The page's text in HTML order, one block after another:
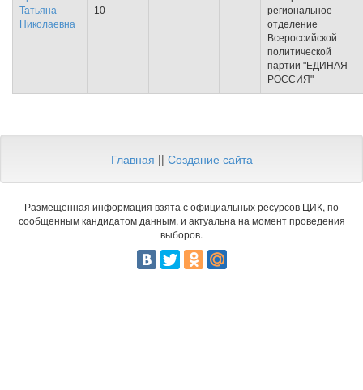
Татьяна
Николаевна
10
региональное
отделение
Всероссийской
политической
партии "ЕДИНАЯ
РОССИЯ"
Главная || Создание сайта
Размещенная информация взята с официальных ресурсов ЦИК, по
сообщенным кандидатом данным, и актуальна на момент проведения
выборов.